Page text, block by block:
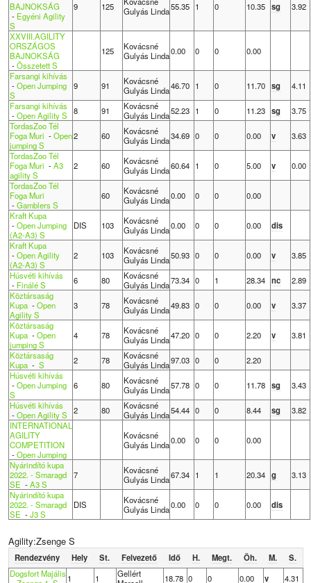
BAJNOKSÁG
- Egyéni Agility
S
9 125
Gulyás Linda55.35 1 0 10.35 sg 3.92
XXVIII.AGILITY
ORSZÁGOS
BAJNOKSÁG
-Összetett S
125
Kovácsné
Gulyás Linda0.00 0 0 0.00
Farsangi kihívás
-Open Jumping
S
9 91
Kovácsné
Gulyás Linda46.70 1 0 11.70 sg
4.11
Farsangi kihívás
-Open Agility S 8 91
Kovácsné
Gulyás Linda52.23 1 0 11.23 sg
3.75
TordasZoo Tél
Foga Muri -Open
jumping S
2 60
Kovácsné
Gulyás Linda34.69 0 0 0.00 v
3.63
TordasZoo Tél
Foga Muri -A3
agility S
2 60
Kovácsné
Gulyás Linda60.64 1 0 5.00 v
0.00
TordasZoo Tél
Foga Muri
-Gamblers S
60
Kovácsné
Gulyás Linda0.00 0 0
0.00
Kraft Kupa
-Open Jumping
(A2-A3) S
DIS 103
Kovácsné
Gulyás Linda0.00 0 0 0.00
dis
Kraft Kupa
-Open Agility
(A2-A3) S
2 103
Kovácsné
Gulyás Linda50.93 0 0 0.00 v
3.85
Húsvéti kihívás
- Finálé S 6 80
Kovácsné
Gulyás Linda73.34 0 1 28.34 nc
2.89
Köztársaság
Kupa-Open
Agility S
3 78
Kovácsné
Gulyás Linda49.83 0 0 0.00 v
3.37
Köztársaság
Kupa-Open
jumping S
4 78
Kovácsné
Gulyás Linda47.20 0 0 2.20 v
3.81
Köztársaság
Kupa- S 2 78
Kovácsné
Gulyás Linda97.03 0 0
2.20
Húsvéti kihívás
-Open Jumping
S
6 80
Kovácsné
Gulyás Linda57.78 0 0 11.78 sg
3.43
Húsvéti kihívás
-Open Agility S 2 80
Kovácsné
Gulyás Linda54.44 0 0 8.44 sg
3.82
INTERNATIONAL
AGILITY
COMPETITION
-Open Jumping
Kovácsné
Gulyás Linda0.00 0 0 0.00
Nyárindító kupa
2022. - Smaragd
SE -A3 S
7
Kovácsné
Gulyás Linda67.34 1 1 20.34 g
3.13
Nyárindító kupa
2022. - Smaragd
SE -J3 S
DIS
Kovácsné
Gulyás Linda0.00 0 0 0.00 dis
Agility:Zsenge S
Rendezvény Hely St. Felvezető Idő H. Megt. Öh. M.
S.
Dogsfort Majális 1 1
Gellért
18.78 0 0 0.00 v 4.31